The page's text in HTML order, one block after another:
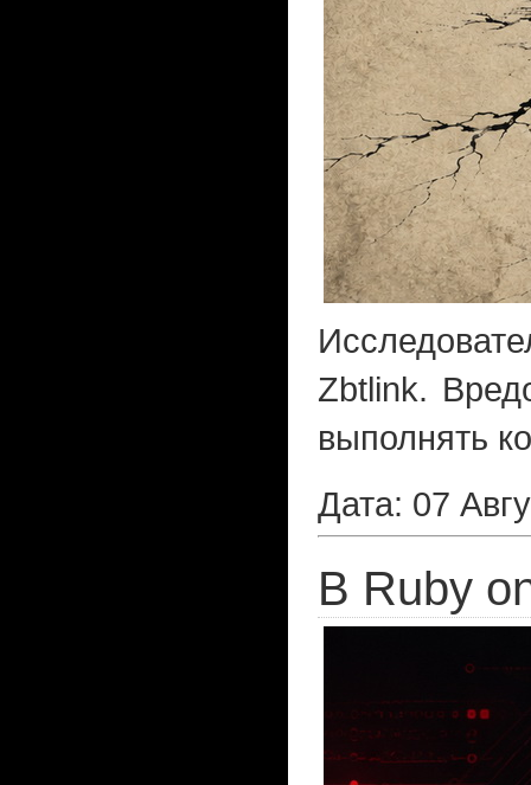
Zbtlink.
выполнять
Дата: 07
В Ruby